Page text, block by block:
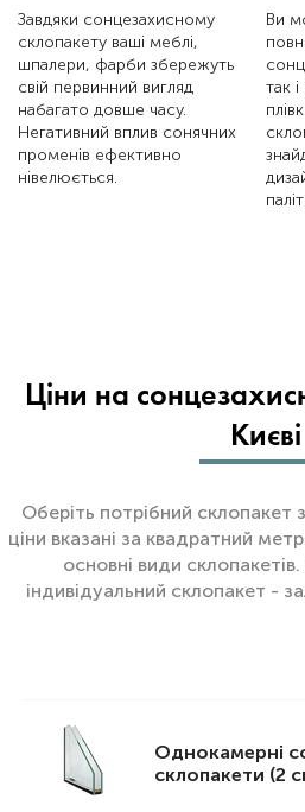
Завдяки сонцезахисному
склопакету ваші меблі,
шпалери, фарби збережуть
свій первинний вигляд
набагато довше часу.
Негативний вплив сонячних
променів ефективно
нівелюється.
Ви
так
Ціни на
Києві
Оберіть потрібний склопакет
ціни вказані за квадратний
основні види
індивідуальний склопакет -
Однокамерні
склопакети (2